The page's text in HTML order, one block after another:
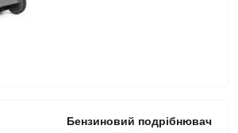
Бензиновий подрібнювач